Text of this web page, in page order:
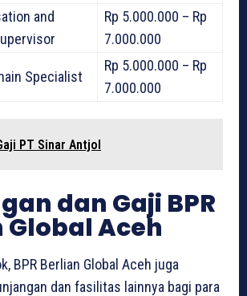
and
Rp 5.000.000 – Rp
7.000.000
Specialist
Rp 5.000.000 – Rp
7.000.000
PT Sinar Antjol
dan Gaji BPR
Global Aceh
BPR Berlian Global Aceh juga
dan fasilitas lainnya bagi para